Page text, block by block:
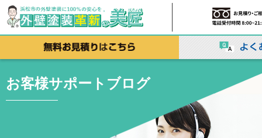
お客様サポートブログ